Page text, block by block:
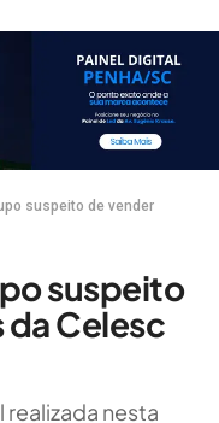
suspeito de vender
suspeito
Celesc
nesta